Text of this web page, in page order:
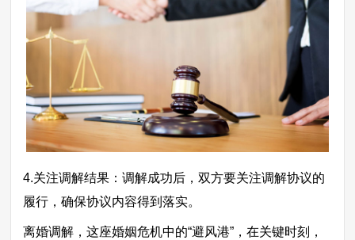
4.关注调解结果：调解成功后，双方要关注调解协议的
履行，确保协议内容得到落实。
离婚调解，这座婚姻危机中的“避风港”，在关键时刻，